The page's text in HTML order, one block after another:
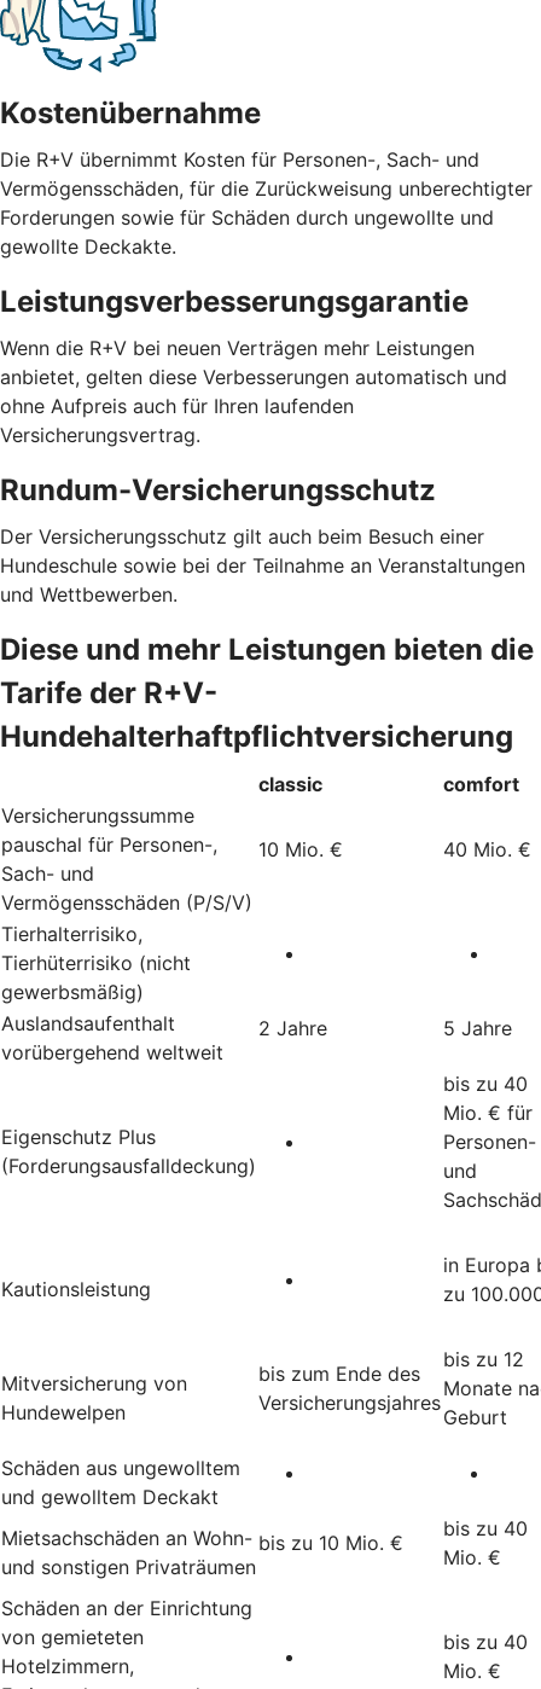
Kostenübernahme
Die R+V übernimmt Kosten für Personen-, Sach- und
Vermögensschäden, für die Zurückweisung unberechtigter
Forderungen sowie für Schäden durch ungewollte und
gewollte Deckakte.
Leistungsverbesserungsgarantie
Wenn die R+V bei neuen Verträgen mehr Leistungen
anbietet, gelten diese Verbesserungen automatisch und
ohne Aufpreis auch für Ihren laufenden
Versicherungsvertrag.
Rundum-Versicherungsschutz
Der Versicherungsschutz gilt auch beim Besuch einer
Hundeschule sowie bei der Teilnahme an Veranstaltungen
und Wettbewerben.
Diese und mehr Leistungen bieten die
Tarife der R+V-
Hundehalterhaftpflichtversicherung
classic
comfort
Versicherungssumme
pauschal für Personen-,
Sach- und
Vermögensschäden (P/S/V)
10 Mio. € 40 Mio. €
Tierhalterrisiko,
Tierhüterrisiko (nicht
gewerbsmäßig)
Auslandsaufenthalt
vorübergehend weltweit
2 Jahre 5 Jahre
Eigenschutz Plus
(Forderungsausfalldeckung)
bis zu 40
Mio. € für
Personen-
und
Kautionsleistung
in Europa
zu
Mitversicherung von
Hundewelpen
bis zum Ende des
Versicherungsjahres
bis zu 12
Monate
Geburt
Schäden aus ungewolltem
und gewolltem Deckakt
Mietsachschäden an Wohn-
und sonstigen Privaträumen
bis zu 10 Mio. €
bis zu 40
Mio. €
Schäden an der Einrichtung
von gemieteten
Hotelzimmern,
bis zu 40
Mio. €